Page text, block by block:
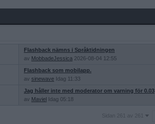
Flashback nämns i Språktidningen
av MobbadeJessica 2026-08-04 12:55
Flashback som mobilapp.
av sinewave Idag 11:33
Jag håller inte med moderator om varning för 0.03
av Maviel Idag 05:18
Sidan
Sidan 261 av 261